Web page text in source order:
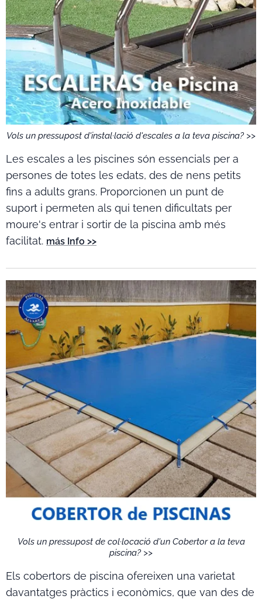
Vols un pressupost d'instal·lació d'escales a la teva piscina? >>
Les escales a les piscines són essencials per a
persones de totes les edats, des de nens petits
fins a adults grans. Proporcionen un punt de
suport i permeten als qui tenen dificultats per
moure's entrar i sortir de la piscina amb més
facilitat. más Info >>
Vols un pressupost de col·locació d'un Cobertor a la teva
piscina? >>
Els cobertors de piscina ofereixen una varietat
davantatges pràctics i econòmics, que van des de